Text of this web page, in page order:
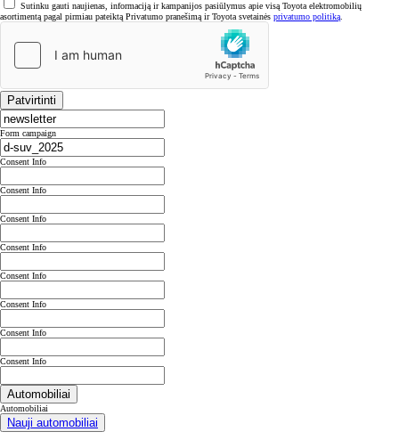
Sutinku gauti naujienas, informaciją ir kampanijos pasiūlymus apie visą Toyota elektromobilių
asortimentą pagal pirmiau pateiktą Privatumo pranešimą ir Toyota svetainės privatumo politiką.
Patvirtinti
Form campaign
Consent Info
Consent Info
Consent Info
Consent Info
Consent Info
Consent Info
Consent Info
Consent Info
Automobiliai
Automobiliai
Nauji automobiliai